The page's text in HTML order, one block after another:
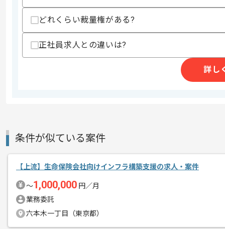
その他募集要項
商談回数
2回
募集人数
作業開始日
レバテックでの実績がある企業の案件
ご経験と実績に応じてスライド案件の
経験豊富なエンジニアと成長が出来る
どれくらい裁量権がある?
正社員求人との違いは?
詳し
条件が似ている案件
【上流】生命保険会社向けインフラ構築支援の求人・案件
〜1,000,000 円／月
業務委託
六本木一丁目（東京都）